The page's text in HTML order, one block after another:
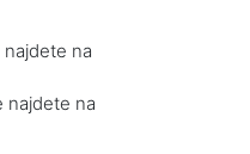
na
najdete na